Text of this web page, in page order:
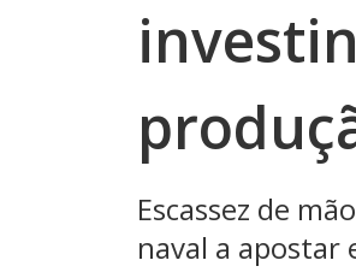
Escassez de
naval a